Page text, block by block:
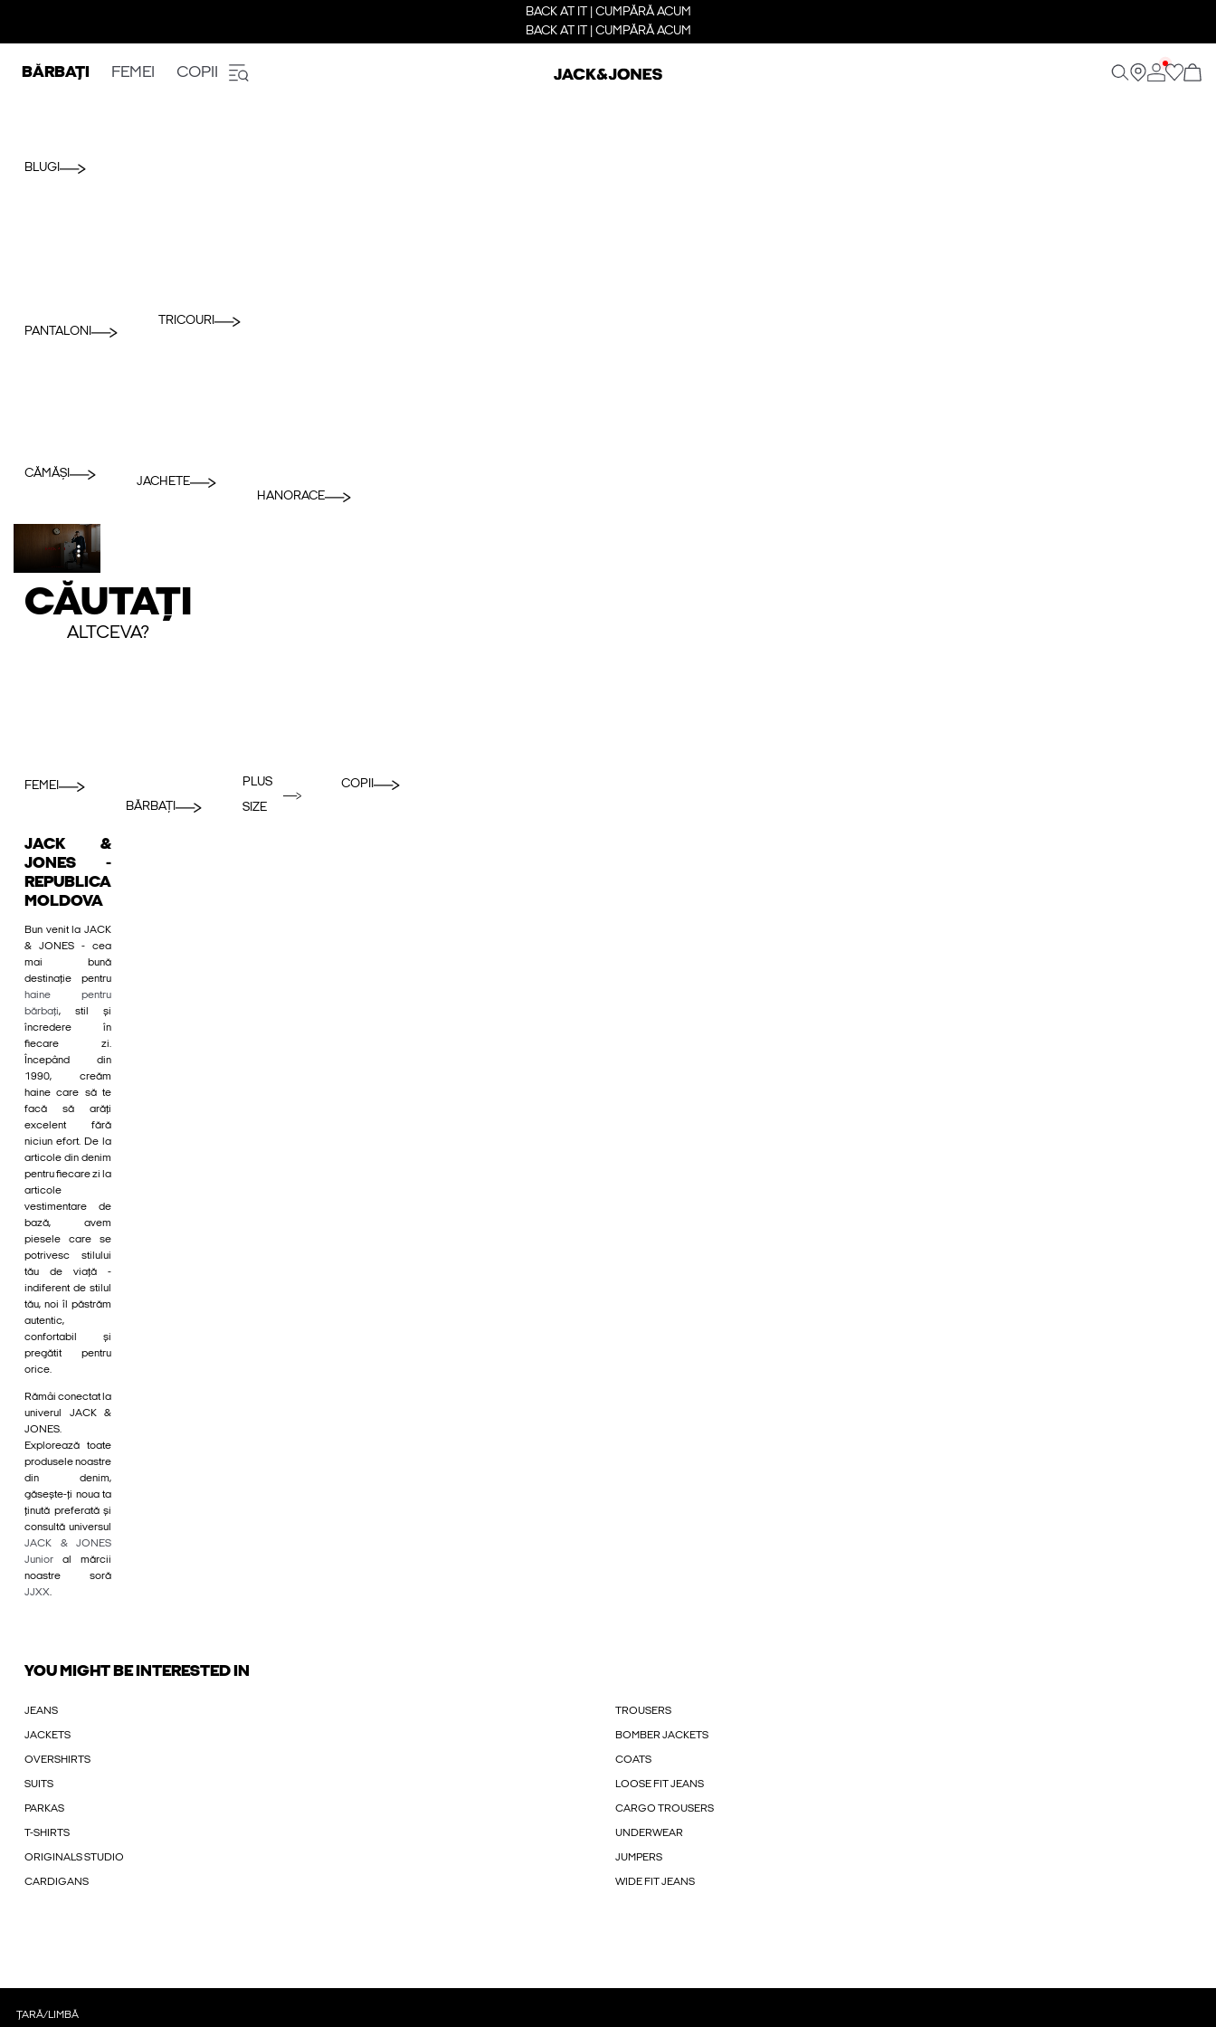
BACK AT IT | CUMPĂRĂ ACUM
BACK AT IT | CUMPĂRĂ ACUM
BĂRBAȚI FEMEI COPII
BLUGI
PANTALONI
TRICOURI
CĂMĂȘI
JACHETE
HANORACE
CĂUTAȚI
ALTCEVA?
FEMEI
BĂRBAȚI
PLUS
SIZE
COPII
JACK &
JONES -
REPUBLICA
MOLDOVA
Bun venit la JACK
& JONES - cea
mai bună
destinație pentru
haine pentru
bărbați, stil și
încredere în
fiecare zi.
Începând din
1990, creăm
haine care să te
facă să arăți
excelent fără
niciun efort. De la
articole din denim
pentru fiecare zi la
articole
vestimentare de
bază, avem
piesele care se
potrivesc stilului
tău de viață -
indiferent de stilul
tău, noi îl păstrăm
autentic,
confortabil și
pregătit pentru
orice.
Rămâi conectat la
univerul JACK &
JONES.
Explorează toate
produsele noastre
din denim,
găsește-ți noua ta
ținută preferată și
consultă universul
JACK & JONES
Junior al mărcii
noastre soră
JJXX.
YOU MIGHT BE INTERESTED IN
JEANS TROUSERS
JACKETS BOMBER JACKETS
OVERSHIRTS COATS
SUITS LOOSE FIT JEANS
PARKAS CARGO TROUSERS
T-SHIRTS UNDERWEAR
ORIGINALS STUDIO JUMPERS
CARDIGANS WIDE FIT JEANS
ȚARĂ/LIMBĂ